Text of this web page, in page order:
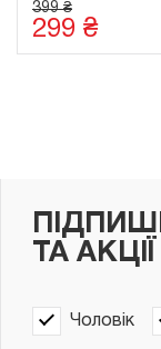
399 ₴
299 ₴
ТА АКЦІЇ
Чоловік